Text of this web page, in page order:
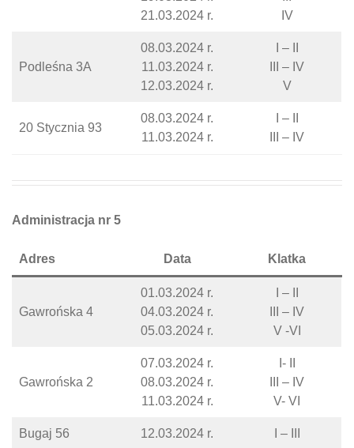
21.03.2024 r.
IV
Podleśna 3A
08.03.2024 r.
11.03.2024 r.
12.03.2024 r.
I – II
III – IV
V
20 Stycznia 93
08.03.2024 r.
11.03.2024 r.
I – II
III – IV
Administracja nr 5
Adres Data Klatka
Gawrońska 4
01.03.2024 r.
04.03.2024 r.
05.03.2024 r.
I – II
III – IV
V -VI
Gawrońska 2
07.03.2024 r.
08.03.2024 r.
11.03.2024 r.
I- II
III – IV
V- VI
Bugaj 56 12.03.2024 r. I – III